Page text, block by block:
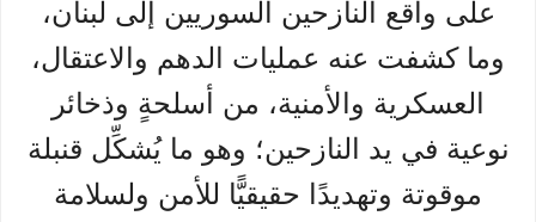
على واقع النازحين السوريين إلى لبنان،
وما كشفت عنه عمليات الدهم والاعتقال،
العسكرية والأمنية، من أسلحةٍ وذخائر
نوعية في يد النازحين؛ وهو ما يُشكِّل قنبلة
موقوتة وتهديدًا حقيقيًّا للأمن ولسلامة